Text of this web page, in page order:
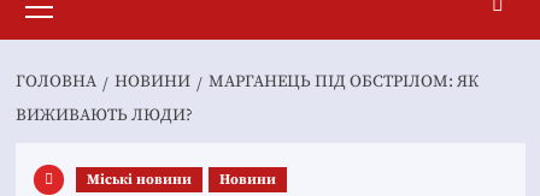
меню
ГОЛОВНА НОВИНИ
МАРГАНЕЦЬ ПІД ОБСТРІЛОМ: ЯК
ВИЖИВАЮТЬ ЛЮДИ?
Mіські новини Новини